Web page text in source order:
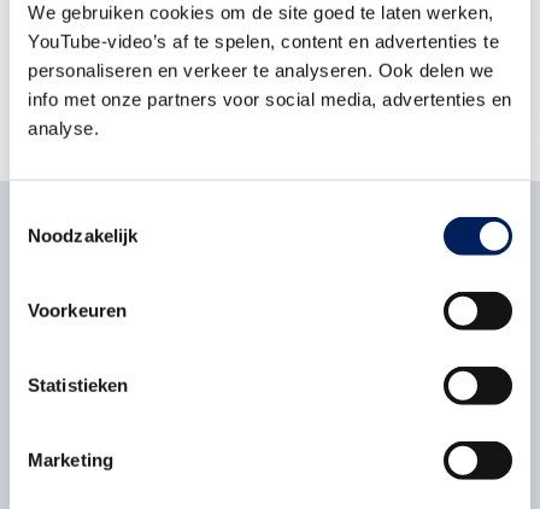
We gebruiken cookies om de site goed te laten werken,
YouTube-video’s af te spelen, content en advertenties te
personaliseren en verkeer te analyseren. Ook delen we
info met onze partners voor social media, advertenties en
analyse.
Noodzakelijk
Voorkeuren
Statistieken
Marketing
Stuur een e-mail
06-11407345
Gerelateerd nieuws
Woensdag 5 augustus 2026
bouwen met hergebruikte